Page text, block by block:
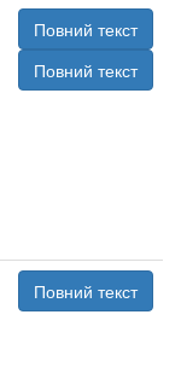
Повний текст
Повний текст
Повний текст